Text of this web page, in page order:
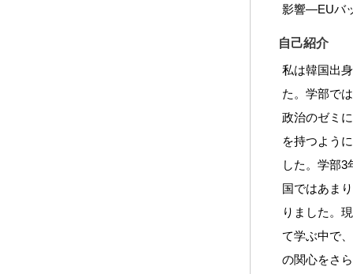
影響―EUバ
自己紹介
私は韓国出
た。学部で
政治のゼミ
を持つよう
した。学部
国ではあま
りました。
て学ぶ中で
の関心をさ